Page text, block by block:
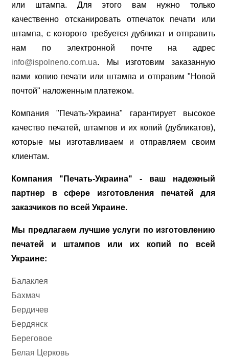
или штампа. Для этого вам нужно только
качественно отсканировать отпечаток печати или
штампа, с которого требуется дубликат и отправить
нам по электронной почте на адрес
info@ispolneno.com.ua. Мы изготовим заказанную
вами копию печати или штампа и отправим "Новой
почтой" наложенным платежом.
Компания "Печать-Украина" гарантирует высокое
качество печатей, штампов и их копий (дубликатов),
которые мы изготавливаем и отправляем своим
клиентам.
Компания "Печать-Украина" - ваш надежный
партнер в сфере изготовления печатей для
заказчиков по всей Украине.
Мы предлагаем лучшие услуги по изготовлению
печатей и штампов или их копий по всей
Украине:
Балаклея
Бахмач
Бердичев
Бердянск
Береговое
Белая Церковь